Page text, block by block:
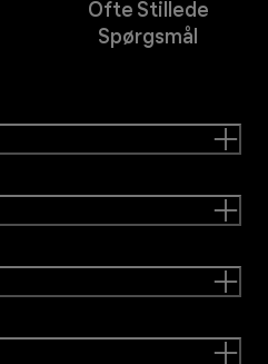
Ofte Stillede
Spørgsmål